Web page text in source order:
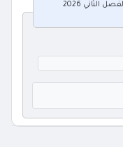
تحضير مادة علوم الارض للصف التاسع الفصل الثاني 2026